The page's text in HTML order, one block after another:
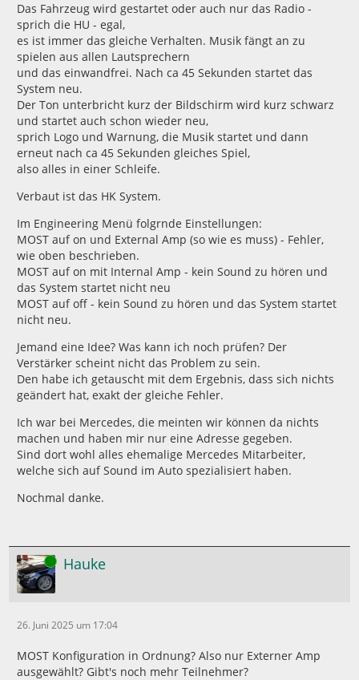
Das Fahrzeug wird gestartet oder auch nur das Radio -
sprich die HU - egal,
es ist immer das gleiche Verhalten. Musik fängt an zu
spielen aus allen Lautsprechern
und das einwandfrei. Nach ca 45 Sekunden startet das
System neu.
Der Ton unterbricht kurz der Bildschirm wird kurz schwarz
und startet auch schon wieder neu,
sprich Logo und Warnung, die Musik startet und dann
erneut nach ca 45 Sekunden gleiches Spiel,
also alles in einer Schleife.
Verbaut ist das HK System.
Im Engineering Menü folgrnde Einstellungen:
MOST auf on und External Amp (so wie es muss) - Fehler,
wie oben beschrieben.
MOST auf on mit Internal Amp - kein Sound zu hören und
das System startet nicht neu
MOST auf off - kein Sound zu hören und das System startet
nicht neu.
Jemand eine Idee? Was kann ich noch prüfen? Der
Verstärker scheint nicht das Problem zu sein.
Den habe ich getauscht mit dem Ergebnis, dass sich nichts
geändert hat, exakt der gleiche Fehler.
Ich war bei Mercedes, die meinten wir können da nichts
machen und haben mir nur eine Adresse gegeben.
Sind dort wohl alles ehemalige Mercedes Mitarbeiter,
welche sich auf Sound im Auto spezialisiert haben.
Nochmal danke.
Online Hauke
26. Juni 2025 um 17:04
MOST Konfiguration in Ordnung? Also nur Externer Amp
ausgewählt? Gibt's noch mehr Teilnehmer?